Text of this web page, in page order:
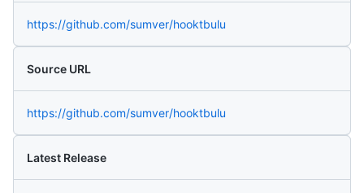
https://github.com/sumver/hooktbulu
Source URL
https://github.com/sumver/hooktbulu
Latest Release